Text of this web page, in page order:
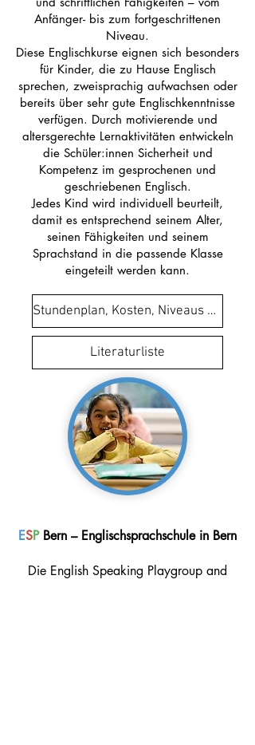
Anfänger- bis zum fortgeschrittenen
Niveau.
Diese Englischkurse eignen sich besonders
für Kinder, die zu Hause Englisch
sprechen, zweisprachig aufwachsen oder
bereits über sehr gute Englischkenntnisse
verfügen. Durch motivierende und
altersgerechte Lernaktivitäten entwickeln
die Schüler:innen Sicherheit und
Kompetenz im gesprochenen und
geschriebenen Englisch.
Jedes Kind wird individuell beurteilt,
damit es entsprechend seinem Alter,
seinen Fähigkeiten und seinem
Sprachstand in die passende Klasse
eingeteilt werden kann.
Stundenplan, Kosten, Niveaus 26/27
Literaturliste
ESPBern – Englischsprachschule in Bern
Die English Speaking Playgroup and